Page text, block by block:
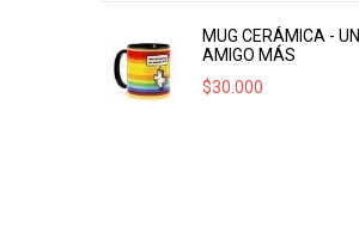
MUG CERÁMICA - UN
AMIGO MÁS
$30.000